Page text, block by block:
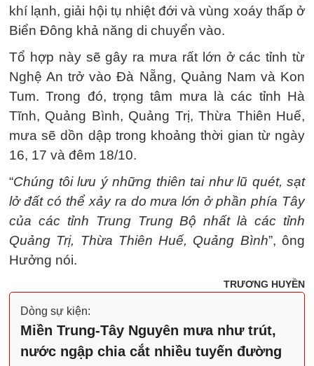
khí lạnh, giải hội tụ nhiệt đới và vùng xoáy thấp ở
Biển Đông khả năng di chuyển vào.
Tổ hợp này sẽ gây ra mưa rất lớn ở các tỉnh từ
Nghệ An trở vào Đà Nẵng, Quảng Nam và Kon
Tum. Trong đó, trọng tâm mưa là các tỉnh Hà
Tĩnh, Quảng Bình, Quảng Trị, Thừa Thiên Huế,
mưa sẽ dồn dập trong khoảng thời gian từ ngày
16, 17 và đêm 18/10.
“Chúng tôi lưu ý những thiên tai như lũ quét, sạt
lở đất có thể xảy ra do mưa lớn ở phần phía Tây
của các tỉnh Trung Trung Bộ nhất là các tỉnh
Quảng Trị, Thừa Thiên Huế, Quảng Bình”, ông
Hưởng nói.
TRƯƠNG HUYỀN
Dòng sự kiện:
Miền Trung-Tây Nguyên mưa như trút,
nước ngập chia cắt nhiều tuyến đường